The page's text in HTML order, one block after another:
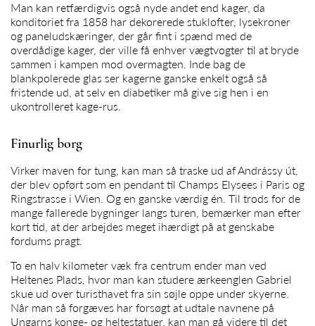
Man kan retfærdigvis også nyde andet end kager, da
konditoriet fra 1858 har dekorerede stuklofter, lysekroner
og paneludskæringer, der går fint i spænd med de
overdådige kager, der ville få enhver vægtvogter til at bryde
sammen i kampen mod overmagten. Inde bag de
blankpolerede glas ser kagerne ganske enkelt også så
fristende ud, at selv en diabetiker må give sig hen i en
ukontrolleret kage-rus.
Finurlig borg
Virker maven for tung, kan man så traske ud af Andrássy út,
der blev opført som en pendant til Champs Elysees i Paris og
Ringstrasse i Wien. Og en ganske værdig én. Til trods for de
mange fallerede bygninger langs turen, bemærker man efter
kort tid, at der arbejdes meget ihærdigt på at genskabe
fordums pragt.
To en halv kilometer væk fra centrum ender man ved
Heltenes Plads, hvor man kan studere ærkeenglen Gabriel
skue ud over turisthavet fra sin søjle oppe under skyerne.
Når man så forgæves har forsøgt at udtale navnene på
Ungarns konge- og heltestatuer, kan man gå videre til det